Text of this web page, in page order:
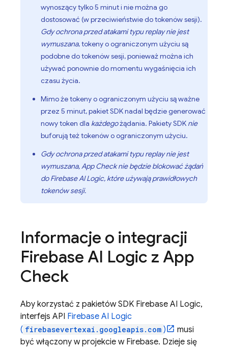
wynoszący tylko5 minuti nie można go
dostosować (w przeciwieństwie do tokenów sesji).
Gdy ochrona przed atakami typu replay nie jest
wymuszana, tokeny o ograniczonym użyciu są
podobne do tokenów sesji, ponieważ można ich
używać ponownie do momentu wygaśnięcia ich
czasu życia.
Mimo że tokeny o ograniczonym użyciu są ważne
przez 5 minut, pakiet SDK nadal będzie generować
nowy token dla każdegożądania. Pakiety SDK nie
buforują też tokenów o ograniczonym użyciu.
Gdy ochrona przed atakami typu replay nie jest
wymuszana,App Checknie będzie blokować żądań
doFirebase AI Logic, które używająprawidłowych
tokenów sesji.
Informacje o integracji
Firebase AI Logic z App
Check
Aby korzystać z pakietów SDK Firebase AI Logic,
interfejs API Firebase AI Logic
( firebasevertexai.googleapis.com )
musi
być włączony w projekcie w Firebase. Dzieje się